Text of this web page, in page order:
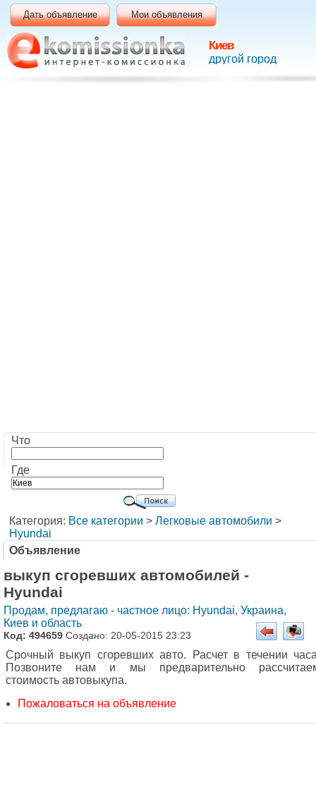
Киев
другой город
Дать объявление Мои объявления
Что
Где
Категория: Все категории > Легковые автомобили >
Hyundai
Объявление
выкуп сгоревших автомобилей -
Hyundai
Продам, предлагаю - частное лицо: Hyundai, Украина,
Киев и область
Код: 494659 Создано: 20-05-2015 23:23
Срочный выкуп сгоревших авто. Расчет в течении
Позвоните нам и мы предварительно
стоимость автовыкупа.
Пожаловаться на объявление